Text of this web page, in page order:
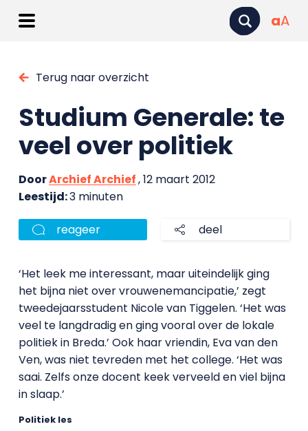
aA
Terug naar overzicht
Studium Generale: te
veel over politiek
DoorArchief Archief, 12 maart 2012
Leestijd:3 minuten
reageer deel
‘Het leek me interessant, maar uiteindelijk ging
het bijna niet over vrouwenemancipatie,’ zegt
tweedejaarsstudent Nicole van Tiggelen. ‘Het was
veel te langdradig en ging vooral over de lokale
politiek in Breda.’ Ook haar vriendin, Eva van den
Ven, was niet tevreden met het college. ‘Het was
saai. Zelfs onze docent keek verveeld en viel bijna
in slaap.’
Politiek les